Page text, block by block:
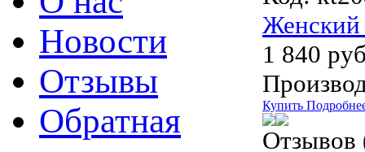
Женский
1 840
Купить
Отзывов
Новости
Отзывы
Обратная